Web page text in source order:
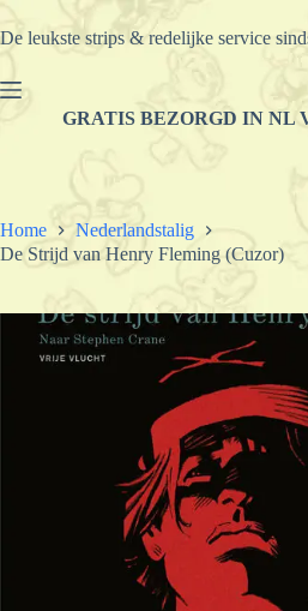
Ga
naar
De leukste strips & redelijke service
GRATIS BEZORGD IN NL
Home
Nederlandstalig
De Strijd van Henry Fleming (Cuzor)